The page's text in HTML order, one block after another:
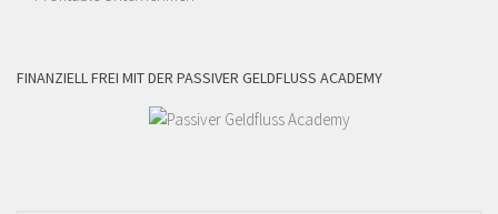
FINANZIELL FREI MIT DER PASSIVER GELDFLUSS ACADEMY